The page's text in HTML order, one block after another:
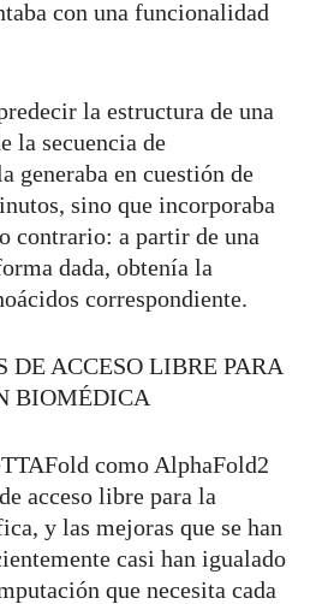
con una funcionalidad
la estructura de una
la secuencia de
generaba en cuestión de
sino que incorporaba
contrario: a partir de una
dada, obtenía la
correspondiente.
DE ACCESO LIBRE PARA
BIOMÉDICA
como AlphaFold2
acceso libre para la
y las mejoras que se han
casi han igualado
que necesita cada